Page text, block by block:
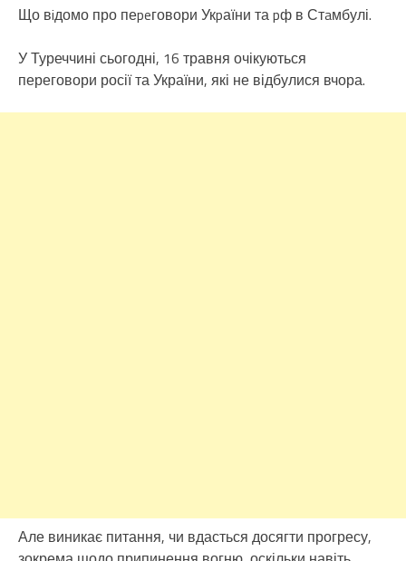
Що вiдомо про пеpeговори Укpаїни та pф в Стaмбулі.
У Туреччині сьогодні, 16 травня очікуються
переговори росії та України, які не відбулися вчора.
Але виникає питання, чи вдасться досягти прогресу,